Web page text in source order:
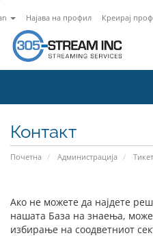
Најава на профил Креирај
Контакт
Почетна Администрација
Ако не можете да најдете
нашата База на знаења,
избирање на соодветниот